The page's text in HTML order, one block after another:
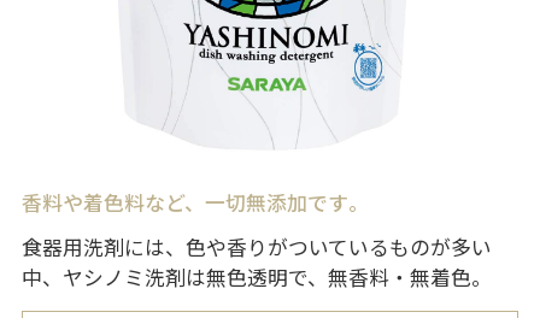
香料や着色料など、一切無添加です｡
食器用洗剤には、色や香りがついているものが多い
中、ヤシノミ洗剤は無色透明で、無香料・無着色。